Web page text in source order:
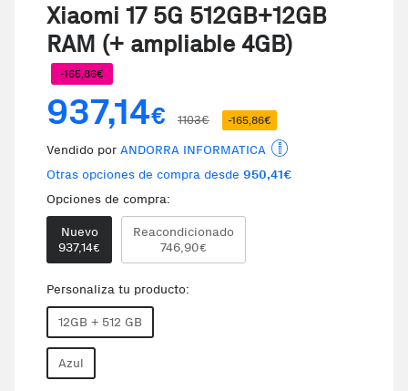
Xiaomi 17 5G 512GB+12GB
RAM (+ ampliable 4GB)
-165,86€
937,14€ 1103€ -165,86€
Vendido por ANDORRA INFORMATICA
Otras opciones de compra desde 950,41€
Opciones de compra:
Nuevo
937,14€
Reacondicionado
746,90€
Personaliza tu producto:
12GB + 512 GB
Azul